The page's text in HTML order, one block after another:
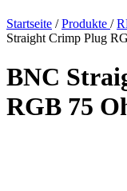
Startseite / Produkte /
Straight Crimp Plug
BNC
RGB 75